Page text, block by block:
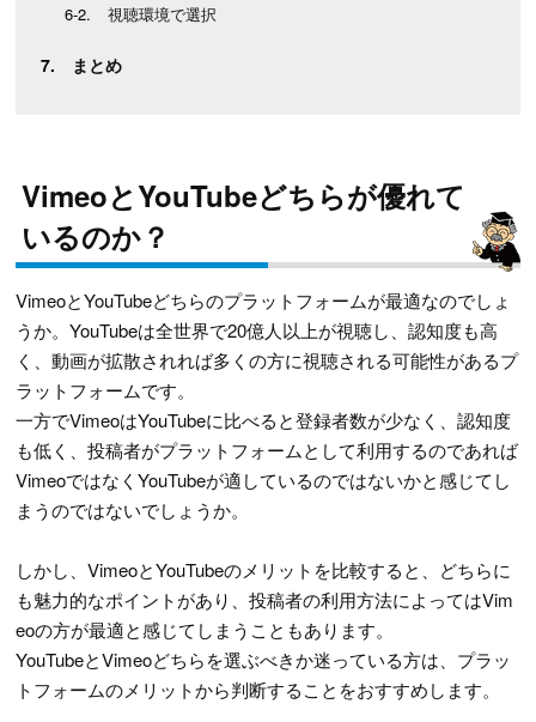
視聴環境で選択
まとめ
VimeoとYouTubeどちらが優れて
いるのか？
VimeoとYouTubeどちらのプラットフォームが最適なのでしょ
うか。YouTubeは全世界で20億人以上が視聴し、認知度も高
く、動画が拡散されれば多くの方に視聴される可能性があるプ
ラットフォームです。
一方でVimeoはYouTubeに比べると登録者数が少なく、認知度
も低く、投稿者がプラットフォームとして利用するのであれば
VimeoではなくYouTubeが適しているのではないかと感じてし
まうのではないでしょうか。
しかし、VimeoとYouTubeのメリットを比較すると、どちらに
も魅力的なポイントがあり、投稿者の利用方法によってはVim
eoの方が最適と感じてしまうこともあります。
YouTubeとVimeoどちらを選ぶべきか迷っている方は、プラッ
トフォームのメリットから判断することをおすすめします。